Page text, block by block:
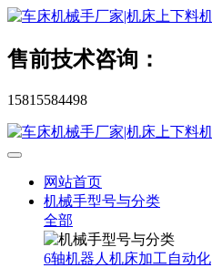
售前技术咨询：
15815584498
网站首页
机械手型号与分类
全部
6轴机器人机床加工自动化